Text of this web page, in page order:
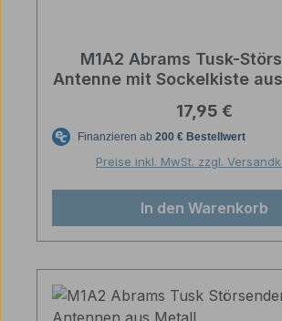
M1A2 Abrams Tusk-
Antenne mit Sockelkiste
Regulärer
17,95 €
Preise inkl. MwSt. zzgl.
In den Warenkorb